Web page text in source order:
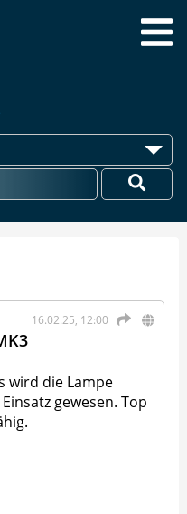
16.02.25, 12:00
wird die Lampe
gewesen. Top